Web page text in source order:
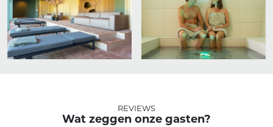
REVIEWS
Wat zeggen onze gasten?